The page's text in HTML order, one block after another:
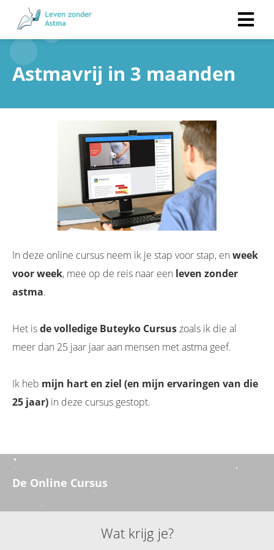
Astmavrij in 3 maanden
In deze online cursus neem ik je stap voor stap, en week
voor week, mee op de reis naar een leven zonder
astma.
Het isde volledige Buteyko Cursuszoals ik die al
meer dan 25 jaar jaar aan mensen met astma geef.
Ik heb mijn hart en ziel (en mijn ervaringen van die
25 jaar) in deze cursus gestopt.
De Online Cursus
Wat krijg je?